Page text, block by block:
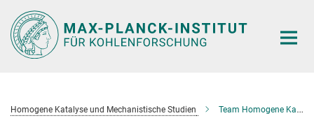
Hauptinhalt
Homogene Katalyse und Mechanistische Studien Team Homogene Katalyse und Mechanistische Studien